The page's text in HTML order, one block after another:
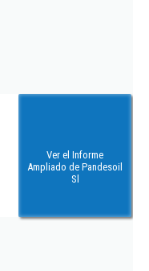
Ver el Informe
Ampliado de Pandesoil
Sl